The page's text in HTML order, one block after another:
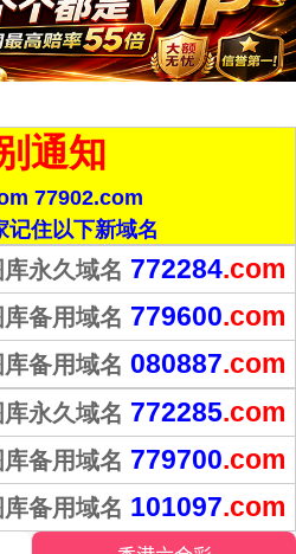
通知
77902.com
记住以下新域名
永久域名 772284.com
备用域名 779600.com
备用域名 080887.com
永久域名 772285.com
备用域名 779700.com
备用域名 101097.com